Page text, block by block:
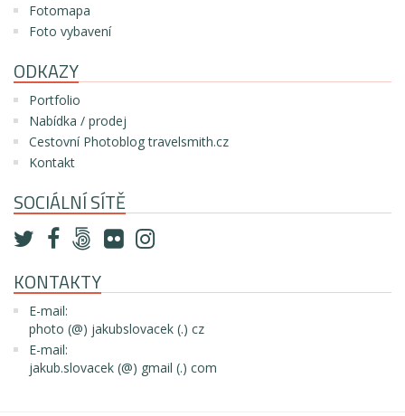
Fotomapa
Foto vybavení
ODKAZY
Portfolio
Nabídka / prodej
Cestovní Photoblog travelsmith.cz
Kontakt
SOCIÁLNÍ SÍTĚ
KONTAKTY
E-mail:
photo (@) jakubslovacek (.) cz
E-mail:
jakub.slovacek (@) gmail (.) com